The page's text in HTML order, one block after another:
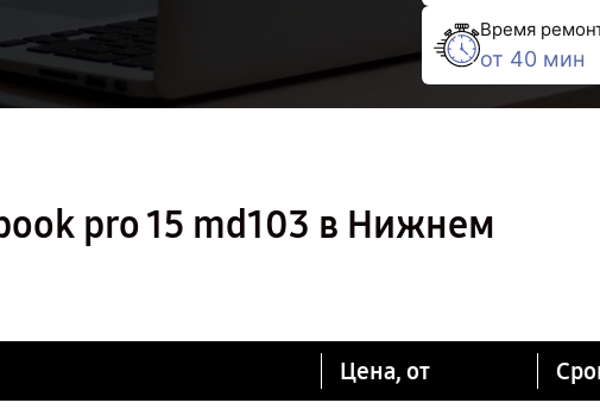
Время
от 40 мин
pro 15 md103 в Нижнем
Цена, от